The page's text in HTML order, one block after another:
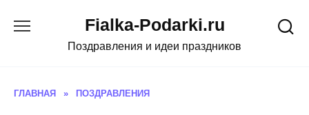
Fialka-Podarki.ru
Поздравления и идеи праздников
ГЛАВНАЯ » ПОЗДРАВЛЕНИЯ